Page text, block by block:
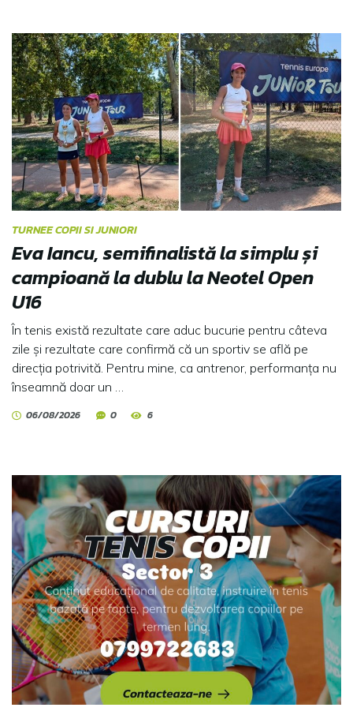
TURNEE COPII SI JUNIORI
Eva Iancu, semifinalistă la simplu și
campioană la dublu la Neotel Open
U16
În tenis există rezultate care aduc bucurie pentru câteva
zile și rezultate care confirmă că un sportiv se află pe
direcția potrivită. Pentru mine, ca antrenor, performanța nu
înseamnă doar un …
06/08/2026 0 6